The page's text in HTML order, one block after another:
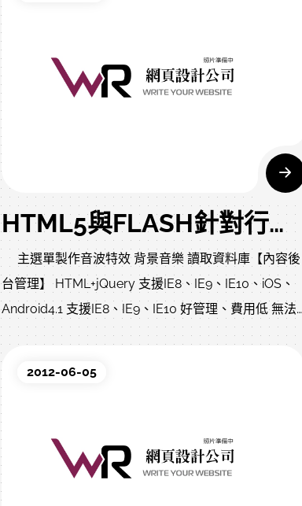
HTML5與FLASH針對行動裝置與桌上型電腦個案分析
主選單製作音波特效 背景音樂 讀取資料庫【內容後
台管理】 HTML+jQuery 支援IE8、IE9、IE10、iOS、
Android4.1 支援IE8、IE9、IE10 好管理、費用低 無法
作出音波特效，只能作移動或變換特效或用GIF代替 不
支援iOS、Android4.1，聲音需要另外呼叫播放器 無
HTML5精簡 HTML5 支援IE10、iOS、Android4.1 支援
IE10、iOS、Android4.1 好管理、費用低 不支援IE8、
IE9部份支援 不支援IE8、IE9，換頁聲音會停止 不支援
IE8、IE9部份支援 部份FLASH 支援IE8、IE9、IE10、
Android4.0 支援IE8、IE9、IE10、Android4.0 好管
2012-06-05